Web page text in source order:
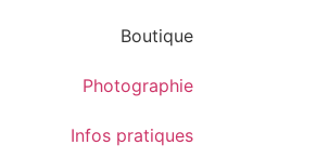
Boutique
Photographie
Infos pratiques